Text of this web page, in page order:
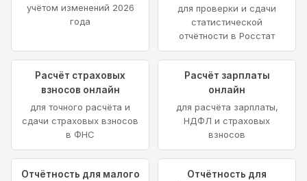
учётом изменений 2026
года
для проверки и сдачи
статистической
отчётности в Росстат
Расчёт страховых
взносов онлайн
для точного расчёта и
сдачи страховых взносов
в ФНС
Расчёт зарплаты
онлайн
для расчёта зарплаты,
НДФЛ и страховых
взносов
Отчётность для малого
Отчётность для